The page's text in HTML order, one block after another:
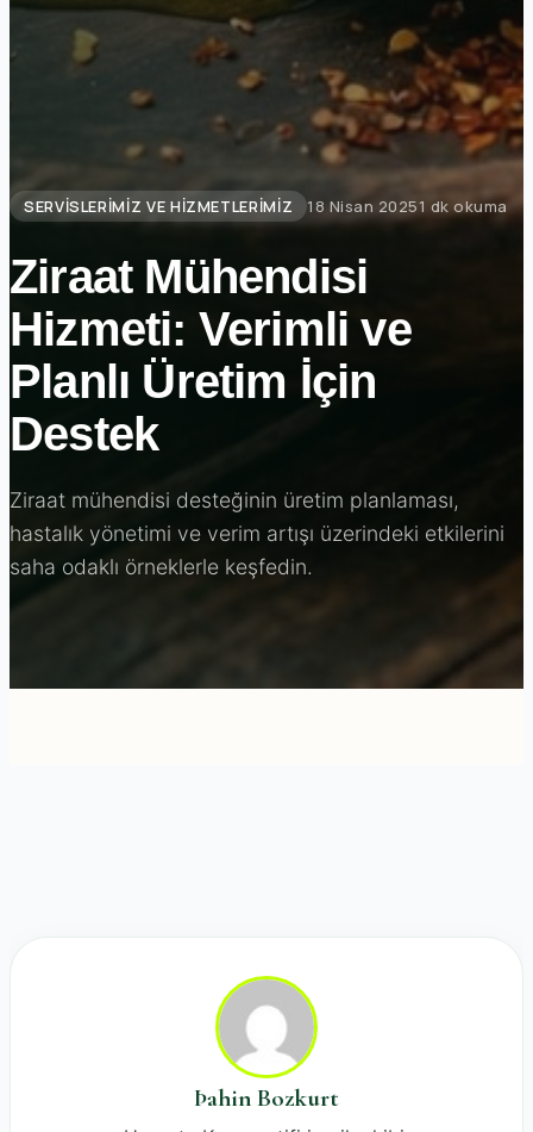
SERVISLERIMIZ VE HIZMETLERIMIZ 18 Nisan 20251 dk okuma
Ziraat Mühendisi
Hizmeti: Verimli ve
Planlı Üretim İçin
Destek
Ziraat mühendisi desteğinin üretim planlaması,
hastalık yönetimi ve verim artışı üzerindeki etkilerini
saha odaklı örneklerle keşfedin.
Þahin Bozkurt